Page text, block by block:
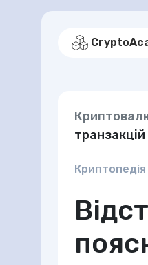
Криптопедія